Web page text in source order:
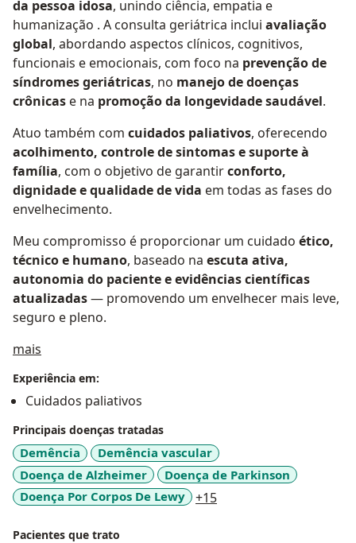
da pessoa idosa, unindo ciência, empatia e
humanização . A consulta geriátrica inclui avaliação
global, abordando aspectos clínicos, cognitivos,
funcionais e emocionais, com foco na prevenção de
síndromes geriátricas, no manejo de doenças
crônicas e na promoção da longevidade saudável.
Atuo também com cuidados paliativos, oferecendo
acolhimento, controle de sintomas e suporte à
família, com o objetivo de garantirconforto,
dignidade e qualidade de vida em todas as fases do
envelhecimento.
Meu compromisso é proporcionar um cuidado ético,
técnico e humano, baseado na escuta ativa,
autonomia do paciente e evidências científicas
atualizadas— promovendo um envelhecer mais leve,
seguro e pleno.
mais
Experiência em:
Cuidados paliativos
Principais doenças tratadas
Demência
Demência vascular
Doença de Alzheimer
Doença de Parkinson
Doença Por Corpos De Lewy
+15a11y_sr_more_diseases
Pacientes que trato